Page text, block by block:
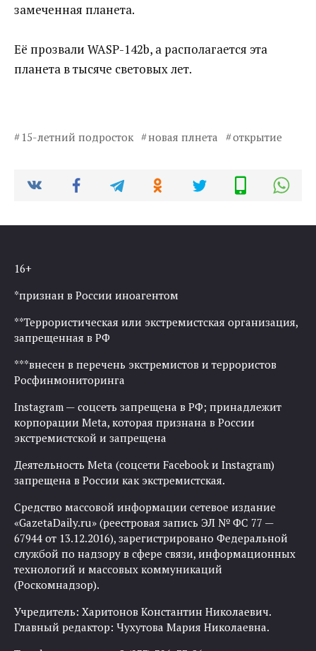
замеченная планета.
Её прозвали WASP-142b, а располагается эта
планета в тысяче световых лет.
15-летний подросток новая плнета открытие
16+
*признан в России иноагентом
**Террористическая или экстремистская организация,
запрещенная в РФ
***внесен в перечень экстремистов и террористов
Росфинмониторинга
Instagram — соцсеть запрещена в РФ; принадлежит
корпорации Meta, которая признана в России
экстремистской и запрещена
Деятельность Meta (соцсети Facebook и Instagram)
запрещена в России как экстремистская.
Средство массовой информации сетевое издание
«GazetaDaily.ru» (реестровая запись ЭЛ № ФС 77 —
67944 от 13.12.2016), зарегистрировано Федеральной
службой по надзору в сфере связи, информационных
технологий и массовых коммуникаций
(Роскомнадзор).
Учредитель: Харитонов Константин Николаевич.
Главный редактор: Чухутова Мария Николаевна.